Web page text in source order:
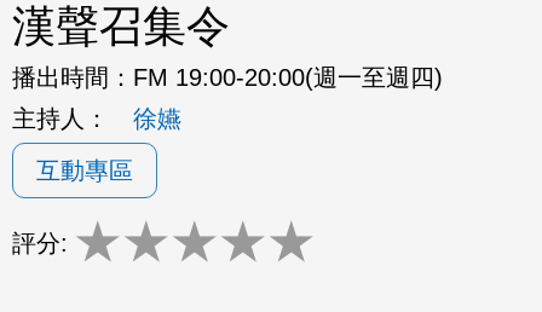
漢聲召集令
播出時間： FM 19:00-20:00(週一至週四)
主持人：
徐嬿
互動專區
評分: ★★★★★